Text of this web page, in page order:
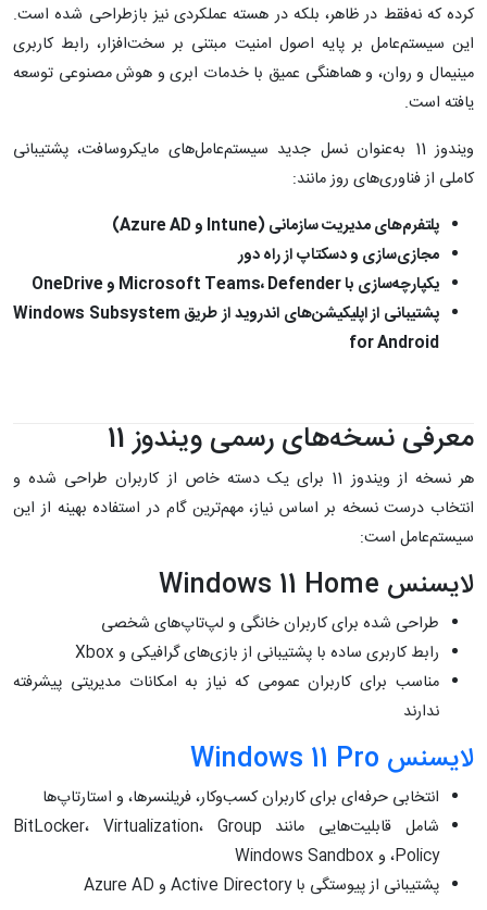
کرده که نه‌فقط در ظاهر، بلکه در هسته عملکردی نیز بازطراحی شده است.
این سیستم‌عامل بر پایه اصول امنیت مبتنی بر سخت‌افزار، رابط کاربری
مینیمال و روان، و هماهنگی عمیق با خدمات ابری و هوش مصنوعی توسعه
یافته است.
ویندوز 11 به‌عنوان نسل جدید سیستم‌عامل‌های مایکروسافت، پشتیبانی
کاملی از فناوری‌های روز مانند:
پلتفرم‌های مدیریت سازمانی (Intune و Azure AD)
مجازی‌سازی و دسکتاپ از راه دور
یکپارچه‌سازی با Microsoft Teams، Defender و OneDrive
پشتیبانی از اپلیکیشن‌های اندروید از طریق Windows Subsystem
for Android
معرفی نسخه‌های رسمی ویندوز 11
هر نسخه از ویندوز 11 برای یک دسته خاص از کاربران طراحی شده و
انتخاب درست نسخه بر اساس نیاز، مهم‌ترین گام در استفاده بهینه از این
سیستم‌عامل است:
لایسنس Windows 11 Home
طراحی شده برای کاربران خانگی و لپ‌تاپ‌های شخصی
رابط کاربری ساده با پشتیبانی از بازی‌های گرافیکی و Xbox
مناسب برای کاربران عمومی که نیاز به امکانات مدیریتی پیشرفته
ندارند
لایسنس Windows 11 Pro
انتخابی حرفه‌ای برای کاربران کسب‌وکار، فریلنسرها، و استارتاپ‌ها
شامل قابلیت‌هایی مانند BitLocker، Virtualization، Group
Policy، و Windows Sandbox
پشتیبانی از پیوستگی با Active Directory و Azure AD